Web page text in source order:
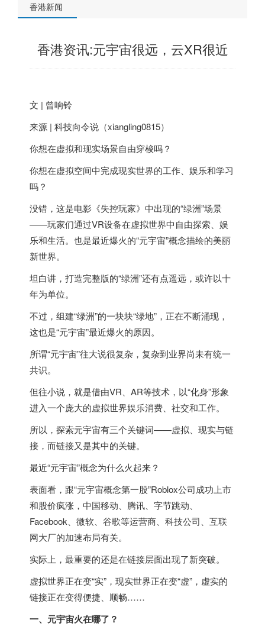
香港新闻
香港资讯:元宇宙很远，云XR很近
文 | 曾响铃
来源 | 科技向令说（xiangling0815）
你想在虚拟和现实场景自由穿梭吗？
你想在虚拟空间中完成现实世界的工作、娱乐和学习
吗？
没错，这是电影《失控玩家》中出现的“绿洲”场景
——玩家们通过VR设备在虚拟世界中自由探索、娱
乐和生活。也是最近爆火的“元宇宙”概念描绘的美丽
新世界。
坦白讲，打造完整版的“绿洲”还有点遥远，或许以十
年为单位。
不过，组建“绿洲”的一块块“绿地”，正在不断涌现，
这也是“元宇宙”最近爆火的原因。
所谓“元宇宙”往大说很复杂，复杂到业界尚未有统一
共识。
但往小说，就是借由VR、AR等技术，以“化身”形象
进入一个庞大的虚拟世界娱乐消费、社交和工作。
所以，探索元宇宙有三个关键词——虚拟、现实与链
接，而链接又是其中的关键。
最近“元宇宙”概念为什么火起来？
表面看，跟“元宇宙概念第一股”Roblox公司成功上市
和股价疯涨，中国移动、腾讯、字节跳动、
Facebook、微软、谷歌等运营商、科技公司、互联
网大厂的加速布局有关。
实际上，最重要的还是在链接层面出现了新突破。
虚拟世界正在变“实”，现实世界正在变“虚”，虚实的
链接正在变得便捷、顺畅……
一、元宇宙火在哪了？